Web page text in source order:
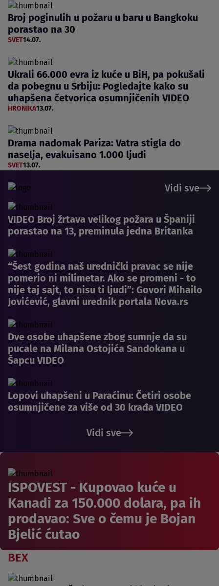
Broj poginulih u požaru u baru u Bangkoku
porastao na 30
SVET14.07.
Ukrali 66.000 evra iz kuće u BiH, pa pokušali
da pobegnu u Srbiju: Pogledajte kako su
uhapšena četvorica osumnjičenih VIDEO
HRONIKA13.07.
Drama nadomak Pariza: Vatra stigla do
naselja, evakuisano 1.000 ljudi
SVET13.07.
Vidi sve
VIDEO Broj žrtava velikog požara u Španiji
porastao na 13, preminula jedna Britanka
“Šest godina naš urednički pravac se nije
pomerio ni milimetar. Ako se promeni - to
nije taj sajt, to nisu ti ljudi”: Govori Mihailo
Jovićević, glavni urednik portala Nova.rs
Dve osobe uhapšene zbog sumnje da su
pucale na Milana Ostojića Sandokana u
Šapcu VIDEO
Lopovi uhapšeni u Paraćinu: Četiri osobe
osumnjičene za više od 30 krađa VIDEO
Vidi sve
ISPOVEST - Kupovao kuće u
Kanadi za 150.000 dolara, pa ih
prodavao: Sve o čemu je Bojan
Bjelić ćutao
BEX